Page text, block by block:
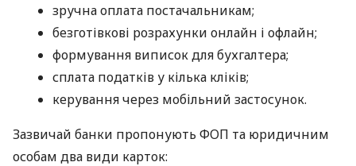
зручна оплата постачальникам;
безготівкові розрахунки онлайн і офлайн;
формування виписок для бухгалтера;
сплата податків у кілька кліків;
керування через мобільний застосунок.
Зазвичай банки пропонують ФОП та юридичним
особам два види карток: